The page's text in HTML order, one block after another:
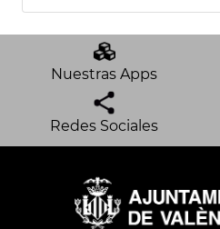
Nuestras Apps
Redes Sociales